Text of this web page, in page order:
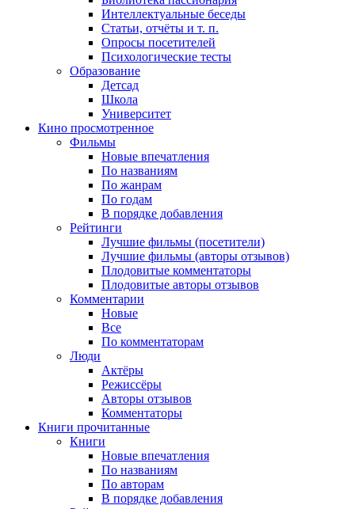
Интеллектуальные беседы
Статьи, отчёты и т. п.
Опросы посетителей
Психологические тесты
Образование
Детсад
Школа
Университет
Кино просмотренное
Фильмы
Новые впечатления
По названиям
По жанрам
По годам
В порядке добавления
Рейтинги
Лучшие фильмы (посетители)
Лучшие фильмы (авторы отзывов)
Плодовитые комментаторы
Плодовитые авторы отзывов
Комментарии
Новые
Все
По комментаторам
Люди
Актёры
Режиссёры
Авторы отзывов
Комментаторы
Книги прочитанные
Книги
Новые впечатления
По названиям
По авторам
В порядке добавления